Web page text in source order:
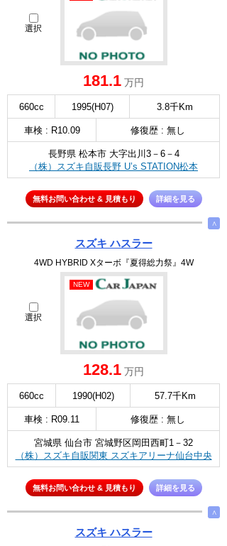
選択
181.1 万円
660cc 1995(H07) 3.8千Km
車検 : R10.09 修復歴 : 無し
長野県 松本市 大字出川3－6－4
（株）スズキ自販長野 U’s STATION松本
無料お問い合わせ & 見積もり 詳細を見る
∧
スズキ ハスラー
4WD HYBRID Xターボ『夏得総力祭』4W
選択
NEW
128.1 万円
660cc 1990(H02) 57.7千Km
車検 : R09.11 修復歴 : 無し
宮城県 仙台市 宮城野区岡田西町1－32
（株）スズキ自販関東 スズキアリーナ仙台中央
無料お問い合わせ & 見積もり 詳細を見る
∧
スズキ ハスラー